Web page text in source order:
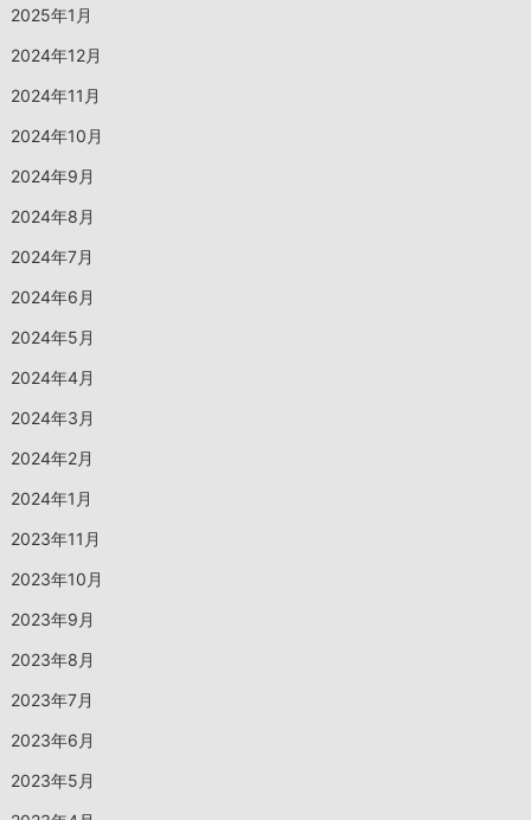
2025年1月
2024年12月
2024年11月
2024年10月
2024年9月
2024年8月
2024年7月
2024年6月
2024年5月
2024年4月
2024年3月
2024年2月
2024年1月
2023年11月
2023年10月
2023年9月
2023年8月
2023年7月
2023年6月
2023年5月